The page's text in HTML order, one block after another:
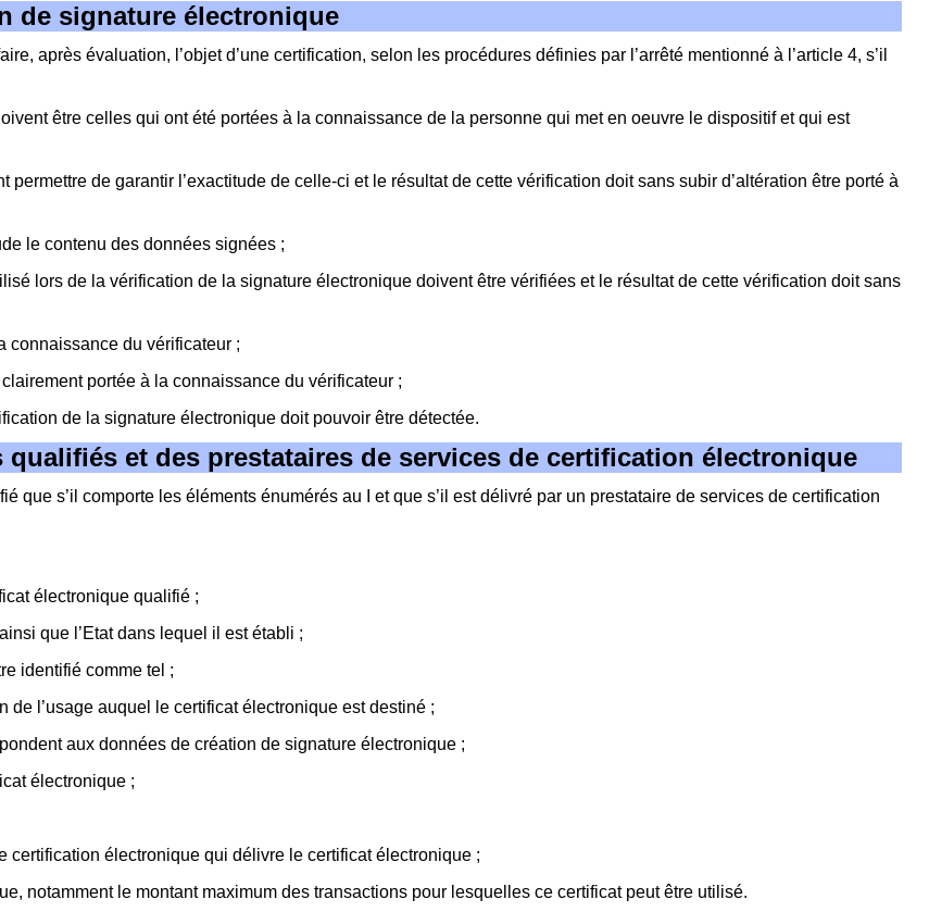
de signature électronique
après évaluation, l’objet d’une certification, selon les procédures définies par l’arrêté mentionné à l’article 4, s’il
être celles qui ont été portées à la connaissance de la personne qui met en oeuvre le dispositif et qui est
de garantir l’exactitude de celle-ci et le résultat de cette vérification doit sans subir d’altération être porté à
le contenu des données signées ;
lors de la vérification de la signature électronique doivent être vérifiées et le résultat de cette vérification doit sans
connaissance du vérificateur ;
portée à la connaissance du vérificateur ;
de la signature électronique doit pouvoir être détectée.
et des prestataires de services de certification électronique
que s’il comporte les éléments énumérés au I et que s’il est délivré par un prestataire de services de certification
électronique qualifié ;
que l’Etat dans lequel il est établi ;
identifié comme tel ;
l’usage auquel le certificat électronique est destiné ;
aux données de création de signature électronique ;
électronique ;
électronique qui délivre le certificat électronique ;
notamment le montant maximum des transactions pour lesquelles ce certificat peut être utilisé.